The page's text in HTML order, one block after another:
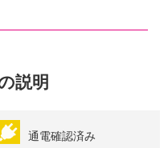
説明
通電確認済み